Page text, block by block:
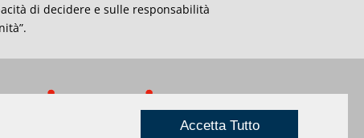
di decidere e sulle responsabilità
Privacy | Credits
Accetta Tutto